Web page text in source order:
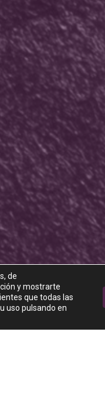
Política de cookies
de
y mostrarte
que todas las
uso pulsando en